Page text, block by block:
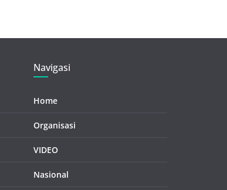
Navigasi
Home
Organisasi
VIDEO
Nasional